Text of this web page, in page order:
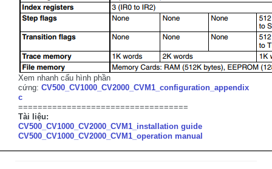
Xem nhanh cấu hình phần
cứng: CV500_CV1000_CV2000_CVM1_configuration_appendix
c
===================================
Tài liệu:
CV500_CV1000_CV2000_CVM1_installation guide
CV500_CV1000_CV2000_CVM1_operation manual